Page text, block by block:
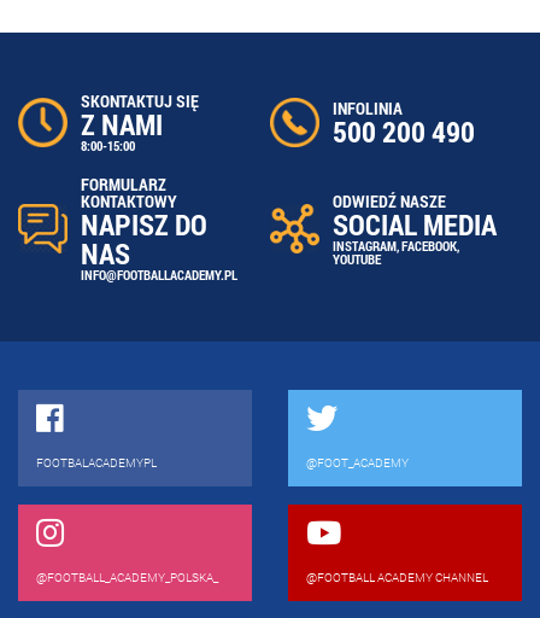
SKONTAKTUJ SIĘ
Z NAMI
8:00-15:00
INFOLINIA
500 200 490
FORMULARZ
KONTAKTOWY
NAPISZ DO
NAS
INFO@FOOTBALLACADEMY.PL
ODWIEDŹ NASZE
SOCIAL MEDIA
INSTAGRAM,FACEBOOK,
YOUTUBE
FOOTBALACADEMYPL @FOOT_ACADEMY
@FOOTBALL_ACADEMY_POLSKA_ @FOOTBALL ACADEMY CHANNEL